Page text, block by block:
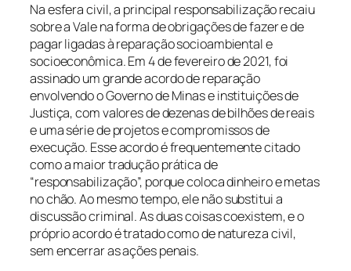
Na esfera civil, a principal responsabilização recaiu
sobre a Vale na forma de obrigações de fazer e de
pagar ligadas à reparação socioambiental e
socioeconômica. Em 4 de fevereiro de 2021, foi
assinado um grande acordo de reparação
envolvendo o Governo de Minas e instituições de
Justiça, com valores de dezenas de bilhões de reais
e uma série de projetos e compromissos de
execução. Esse acordo é frequentemente citado
como a maior tradução prática de
“responsabilização”, porque coloca dinheiro e metas
no chão. Ao mesmo tempo, ele não substitui a
discussão criminal. As duas coisas coexistem, e o
próprio acordo é tratado como de natureza civil,
sem encerrar as ações penais.